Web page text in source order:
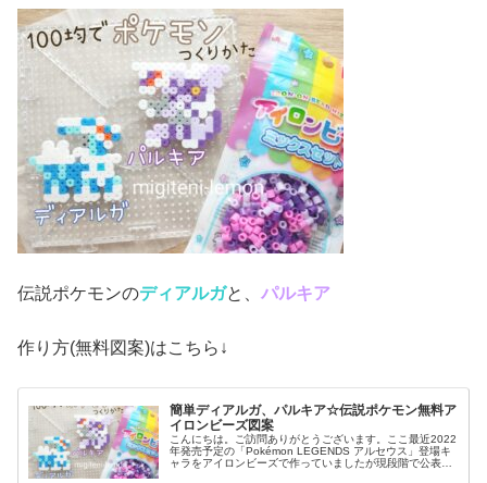
伝説ポケモンのディアルガと、 パルキア
作り方(無料図案)はこちら↓
簡単ディアルガ、パルキア☆伝説ポケモン無料ア
イロンビーズ図案
こんにちは。ご訪問ありがとうございます。ここ最近2022
年発売予定の「Pokémon LEGENDS アルセウス」登場キ
ャラをアイロンビーズで作っていましたが現段階で公表さ